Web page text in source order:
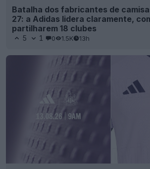
Batalha dos fabricantes de
27: a Adidas lidera claramente,
partilharem 18 clubes
5 1 0 1.5K 13h